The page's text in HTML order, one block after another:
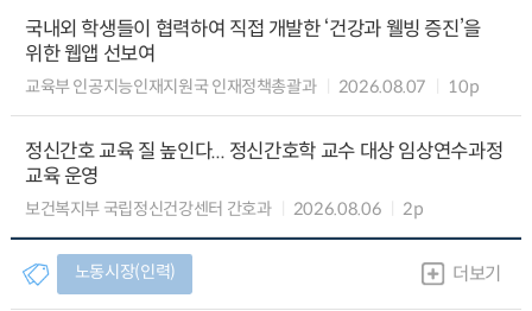
국내외 학생들이 협력하여 직접 개발한 ‘건강과 웰빙 증진’을
위한 웹앱 선보여
교육부 인공지능인재지원국 인재정책총괄과 2026.08.07 10p
정신간호 교육 질 높인다... 정신간호학 교수 대상 임상연수과정
교육 운영
보건복지부 국립정신건강센터 간호과 2026.08.06 2p
노동시장(인력) 더보기